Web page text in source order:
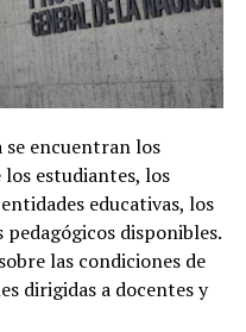
encuentran los
estudiantes, los
educativas, los
pedagógicos disponibles.
las condiciones de
dirigidas a docentes y